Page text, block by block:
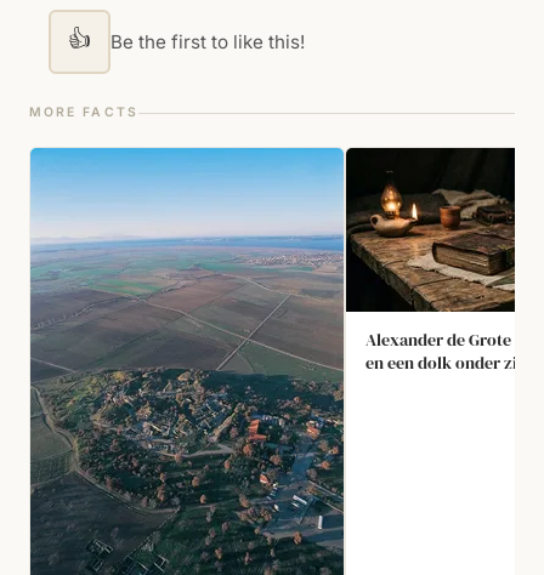
👍 Be the first to like this!
MORE FACTS
Alexander de Grote
en een dolk onder zijn